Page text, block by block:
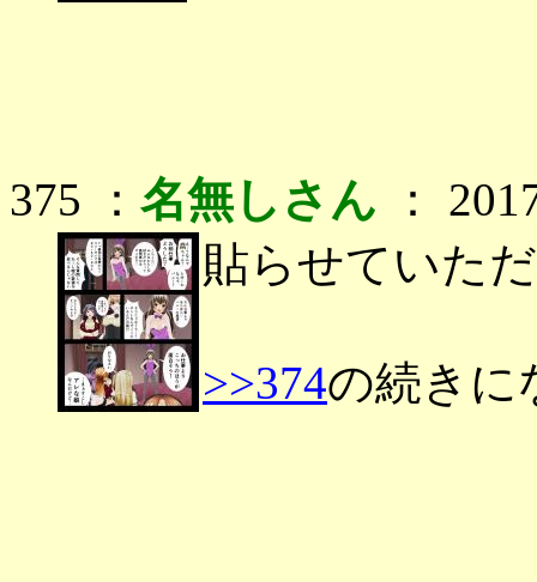
375 ： 名無しさん ：
貼らせていた
>>374の続きに